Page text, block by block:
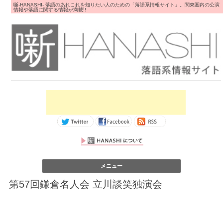
噺-HANASHI- 落語のあれこれを知りたい人のための「落語系情報サイト」。関東圏内の公演
情報や落語に関する情報が満載!!
メニュー
第57回鎌倉名人会 立川談笑独演会